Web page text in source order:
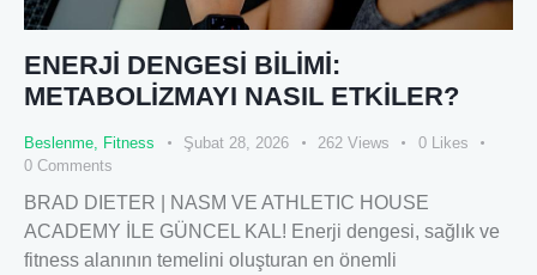
ENERJİ DENGESİ BİLİMİ:
METABOLİZMAYI NASIL ETKİLER?
Beslenme, Fitness Şubat 28, 2026 262 Views 0 Likes
0 Comments
BRAD DIETER | NASM VE ATHLETIC HOUSE
ACADEMY İLE GÜNCEL KAL! Enerji dengesi, sağlık ve
fitness alanının temelini oluşturan en önemli